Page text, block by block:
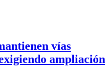
vías
ampliación